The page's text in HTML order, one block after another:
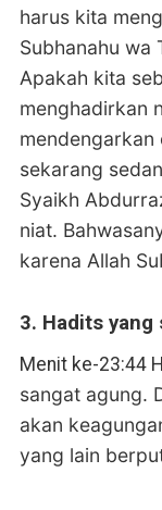
harus kita
Subhanahu wa
Apakah kita
menghadirkan
sekarang
Syaikh
niat.
karena Allah
3. Hadits yang
Menit ke-23:44 H
sangat agung.
akan
yang lain